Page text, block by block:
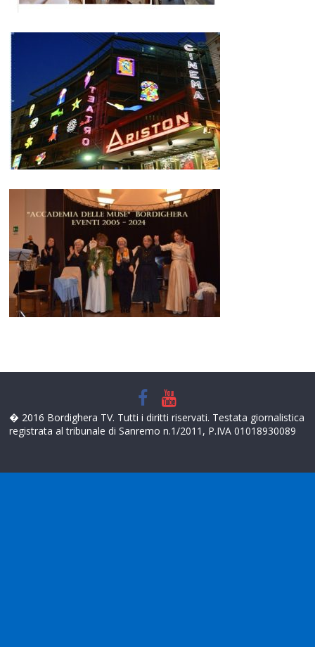
� 2016 Bordighera TV. Tutti i diritti riservati. Testata giornalistica
registrata al tribunale di Sanremo n.1/2011, P.IVA 01018930089